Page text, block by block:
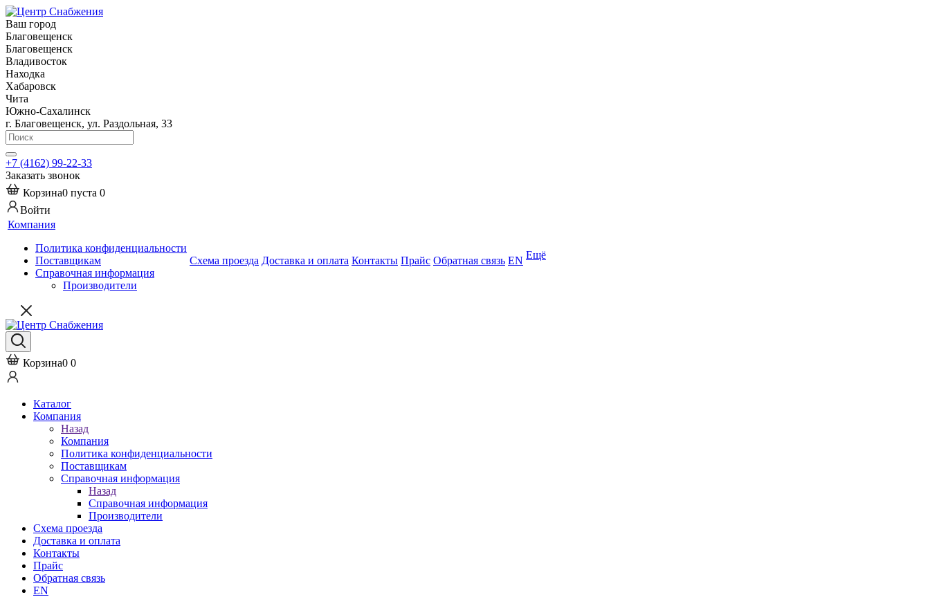
Ваш город
Благовещенск
Благовещенск
Владивосток
Находка
Хабаровск
Чита
Южно-Сахалинск
г. Благовещенск, ул. Раздольная, 33
+7 (4162) 99-22-33
Заказать звонок
Корзина0 пуста 0
Войти
Компания
Политика конфиденциальности
Поставщикам
Справочная информация
Производители
Схема проезда Доставка и оплата Контакты Прайс Обратная связь EN Ещё
Корзина0 0
Каталог
Компания
Назад
Компания
Политика конфиденциальности
Поставщикам
Справочная информация
Назад
Справочная информация
Производители
Схема проезда
Доставка и оплата
Контакты
Прайс
Обратная связь
EN